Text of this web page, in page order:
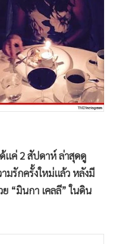
แค่ 2 สัปดาห์ ล่าสุดดู
มรักครั้งใหม่แล้ว หลังมี
“มินกา เคลลี” ในดิน